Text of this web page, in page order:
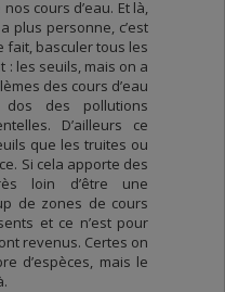
cours d’eau. Et là,
plus personne, c’est
fait, basculer tous les
: les seuils, mais on a
des cours d’eau
des pollutions
D’ailleurs ce
que les truites ou
Si cela apporte des
loin d’être une
de zones de cours
et ce n’est pour
revenus. Certes on
d’espèces, mais le